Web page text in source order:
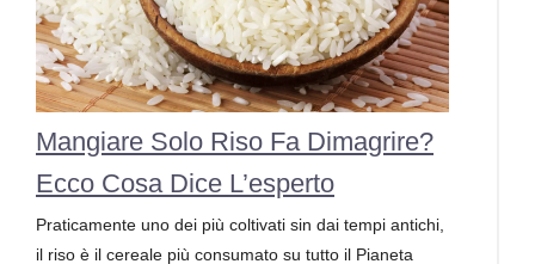
Mangiare Solo Riso Fa Dimagrire?
Ecco Cosa Dice L’esperto
Praticamente uno dei più coltivati sin dai tempi antichi,
il riso è il cereale più consumato su tutto il Pianeta